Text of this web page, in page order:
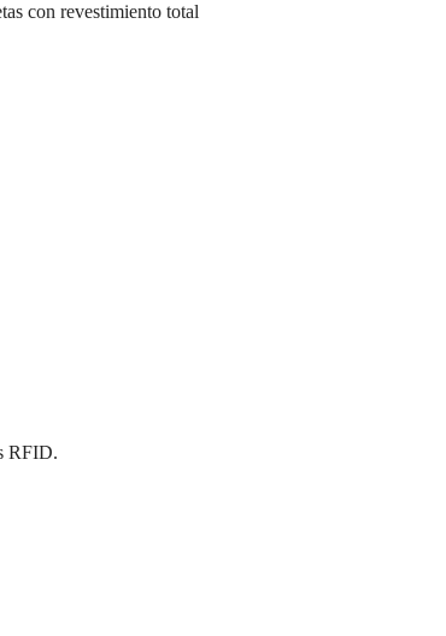
con revestimiento total
RFID.